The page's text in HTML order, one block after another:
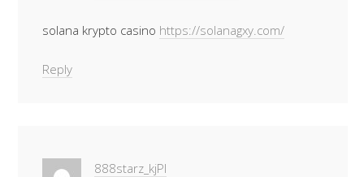
solana krypto casino https://solanagxy.com/
Reply
888starz_kjPl